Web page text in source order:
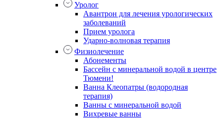
Уролог
Авантрон для лечения урологических
заболеваний
Прием уролога
Ударно-волновая терапия
Физиолечение
Абонементы
Бассейн с минеральной водой в центре
Тюмени!
Ванна Клеопатры (водородная
терапия)
Ванны с минеральной водой
Вихревые ванны